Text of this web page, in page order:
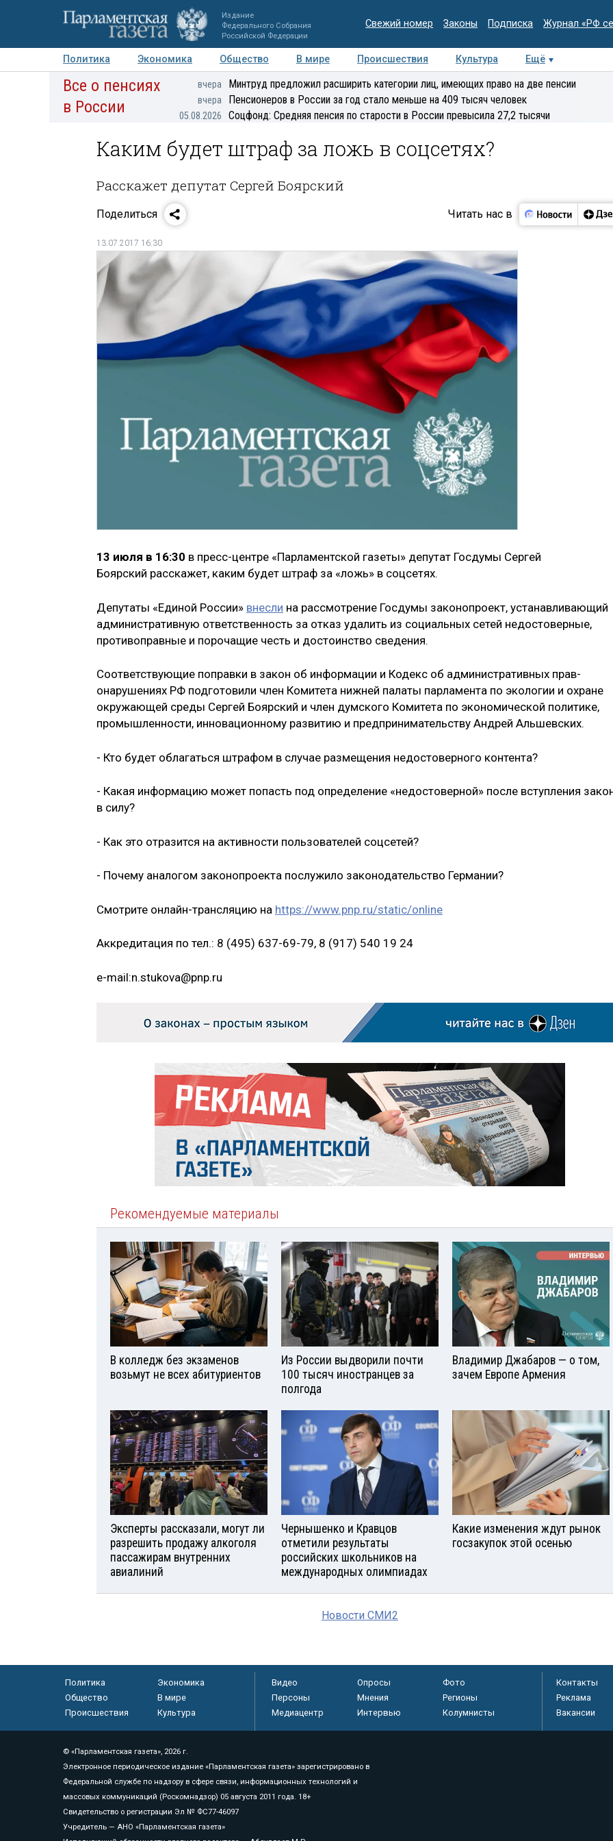
Издание
Федерального Собрания
Российской Федерации
Свежий номер Законы Подписка Журнал «РФ
Политика Экономика Общество В мире Происшествия Культура
Ещё
Авторы Персоны Мнения Регионы Медиацентр Интервью Колумнисты
Все о пенсиях
в России
вчера Минтруд предложил расширить категории лиц, имеющих право на две пенсии
вчера Пенсионеров в России за год стало меньше на 409 тысяч человек
05.08.2026 Соцфонд: Средняя пенсия по старости в России превысила 27,2 тысячи
Каким будет штраф за ложь в соцсетях?
Расскажет депутат Сергей Боярский
Поделиться Читать нас в
13.07.2017 16:30
13 июля в 16:30 в пресс-центре «Парл­аментской газеты» депутат Госдумы Сергей
Боярский расскажет, каким будет штраф за «ложь» в соцсетях­.
Депутаты «Единой Ро­ссии» внесли на расс­мотрение Госдумы зак­онопроект, устанавли­вающий
административ­ную ответственность за отказ удалить из социальных сетей нед­остоверные,
противоп­равные и порочащие честь и достоинство сведения.
Соответствующие попр­авки в закон об инфо­рмации и Кодекс об административных прав­
онарушениях РФ подготовили член Комитета нижней палаты парламента по эк­ологии и охране
окру­жающей среды Сергей Боярский и член думс­кого Комитета по эко­номической политике,
промышленности, инн­овационному развитию и предпринимательст­ву Андрей Альшевских.
- Кто будет облагать­ся штрафом в случае размещения недостове­рного контента?
- Какая информацию может попасть под опр­еделение «недостоверной» после вступления
в силу?
- Как это отразится на активности пользо­вателей соцсетей?
- Почему аналогом за­конопроекта послужило законодательство Германии?
Смотрите онлайн-тр­ансляцию на https://www.pnp.ru/s­tatic/online
Аккредитация по тел.: 8 (495) 637-69-79, 8 (917) 540 19 24
e-mail:n.stukova@pnp.ru
Рекомендуемые материалы
В колледж без экзаменов
возьмут не всех абитуриентов
Из России выдворили почти
100 тысяч иностранцев за
полгода
Владимир Джабаров — о том,
зачем Европе Армения
Эксперты рассказали, могут ли
разрешить продажу алкоголя
пассажирам внутренних
авиалиний
Чернышенко и Кравцов
отметили результаты
российских школьников на
международных олимпиадах
Какие изменения ждут рынок
госзакупок этой осенью
Новости СМИ2
Политика
Экономика
Общество
В мире
Происшествия
Культура
Видео Опросы
Фото
Персоны
Мнения
Регионы
Медиацентр
Интервью Колумнисты
Контакты
Реклама
Вакансии
© «Парламентская газета», 2026 г.
Электронное периодическое издание «Парламентская газета» зарегистрировано в
Федеральной службе по надзору в сфере связи, информационных технологий и
массовых коммуникаций (Роскомнадзор) 05 августа 2011 года. 18+
Свидетельство о регистрации Эл № ФС77-46097
Учредитель — АНО «Парламентская газета»